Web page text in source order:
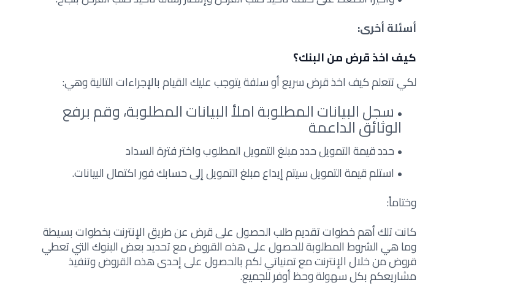
أسئلة أخرى:
كيف اخذ قرض من البنك؟
لكي تتعلم كيف اخذ قرض سريع أو سلفة يتوجب عليك القيام بالإجراءات التالية وهي:
سجل البيانات المطلوبة املأ البیانات المطلوبة، وقم برفع
الوثائق الداعمة
حدد قيمة التمويل حدد مبلغ التمویل المطلوب واختر فترة السداد
استلم قیمة التمویل سیتم إیداع مبلغ التمویل إلى حسابك فور اكتمال البیانات.
وختاماً:
كانت تلك أهم خطوات تقديم طلب الحصول على قرض عن طريق الإنترنت بخطوات بسيطة
وما هي الشروط المطلوبة للحصول على هذه القروض مع تحديد بعض البنوك التي تعطي
قروض من خلال الإنترنت مع تمنياتي لكم بالحصول على إحدى هذه القروض وتنفيذ
مشاريعكم بكل سهولة وحظ أوفر للجميع.